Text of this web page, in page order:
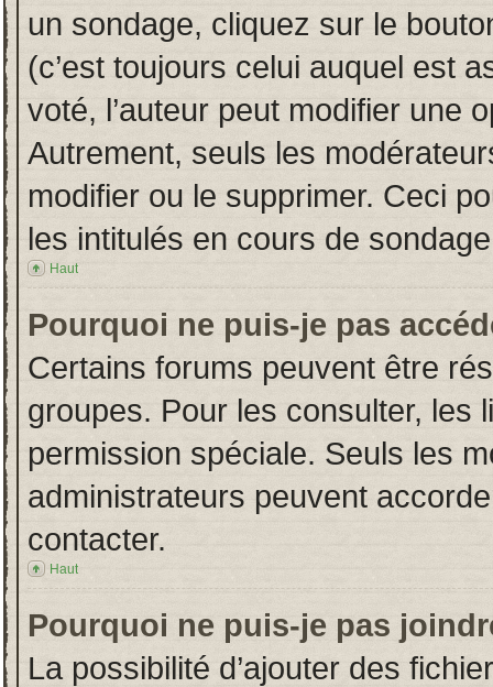
un sondage, cliquez sur le
(c’est toujours celui auquel est
voté, l’auteur peut modifier une
Autrement, seuls les
modifier ou le supprimer. Ceci
les intitulés en cours de
Haut
Pourquoi ne puis-je pas
Certains forums peuvent être
groupes. Pour les consulter, les
permission spéciale. Seuls les
administrateurs peuvent
contacter.
Haut
Pourquoi ne puis-je pas
La possibilité d’ajouter des